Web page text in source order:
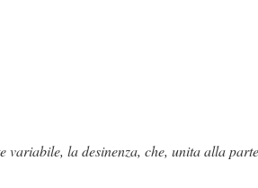
variabile, la desinenza, che, unita alla